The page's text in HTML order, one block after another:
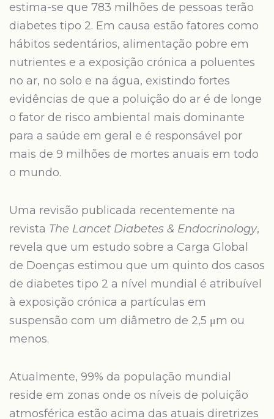
estima-se que 783 milhões de pessoas terão
diabetes tipo 2. Em causa estão fatores como
hábitos sedentários, alimentação pobre em
nutrientes e a exposição crónica a poluentes
no ar, no solo e na água, existindo fortes
evidências de que a poluição do ar é de longe
o fator de risco ambiental mais dominante
para a saúde em geral e é responsável por
mais de 9 milhões de mortes anuais em todo
o mundo.
Uma revisão publicada recentemente na
revista The Lancet Diabetes & Endocrinology,
revela que um estudo sobre a Carga Global
de Doenças estimou que um quinto dos casos
de diabetes tipo 2 a nível mundial é atribuível
à exposição crónica a partículas em
suspensão com um diâmetro de 2,5 μm ou
menos.
Atualmente, 99% da população mundial
reside em zonas onde os níveis de poluição
atmosférica estão acima das atuais diretrizes